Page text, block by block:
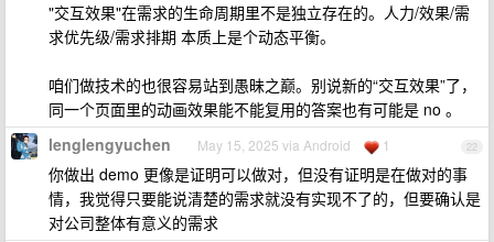
"交互效果"在需求的生命周期里不是独立存在的。人力/效果/需
求优先级/需求排期 本质上是个动态平衡。
咱们做技术的也很容易站到愚昧之巅。别说新的“交互效果”了，
同一个页面里的动画效果能不能复用的答案也有可能是 no 。
22
lenglengyuchen May 15, 2025 via Android 1
你做出 demo 更像是证明可以做对，但没有证明是在做对的事
情，我觉得只要能说清楚的需求就没有实现不了的，但要确认是
对公司整体有意义的需求